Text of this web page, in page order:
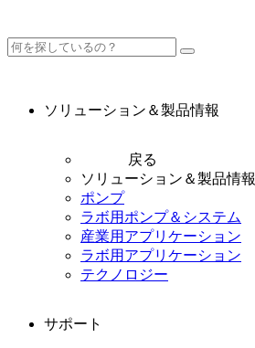
ソリューション＆製品情報
戻る
ソリューション＆製品情報
ポンプ
ラボ用ポンプ＆システム
産業用アプリケーション
ラボ用アプリケーション
テクノロジー
サポート